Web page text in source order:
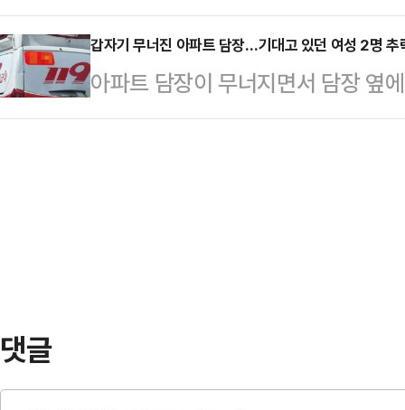
자가 "네가…
다.앞서 이재명 대표는 지난 27일
서 한덕수 대통령 권한대행 탄핵소
소 지으며 이동하는 모습이 포착됐
즐거웠는가. 국민 …
결되자 표결 자체가 '원천무효'라며
일 논평을 통해 "민주당의 29번째
결 정족수도 충족하지 못한 '졸속탄
서 국민의힘은 원천무효 졸속탄핵에
갑자기 무너진 아파트 담장…기대고 있던 여성 2명 추
아파트 담장이 무너지면서 담장 옆
가 발생했다.28일 연합뉴스에 따
댓글